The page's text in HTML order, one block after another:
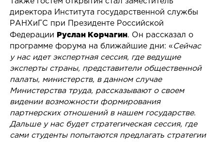
директора Института государственной службы
РАНХиГС при Президенте Российской
Федерации Руслан Корчагин. Он рассказал о
программе форума на ближайшие дни: « Сейчас
у нас идет экспертная сессия, где ведущие
эксперты страны, представители общественной
палаты, министерств, в данном случае
Министерства труда, рассказывают о своем
видении возможности формирования
партнерских отношений в нашем государстве.
Дальше у нас будет стратегическая сессия, где
сами студенты попытаются предлагать стратегии